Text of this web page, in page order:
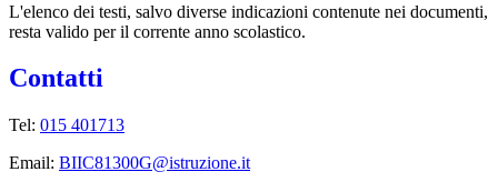
L'elenco dei testi, salvo diverse indicazioni contenute nei documenti,
resta valido per il corrente anno scolastico.
Contatti
Tel: 015 401713
Email: BIIC81300G@istruzione.it